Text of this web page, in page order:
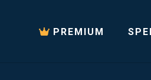
PREMIUM